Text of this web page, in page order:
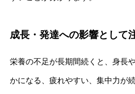
成長・発達への影響として
栄養の不足が長期間続くと、身長
かになる、疲れやすい、集中力が